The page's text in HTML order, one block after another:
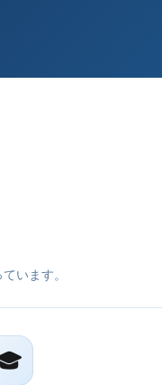
います。